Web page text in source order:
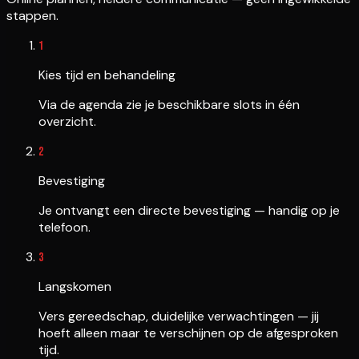
stappen.
1
Kies tijd en behandeling
Via de agenda zie je beschikbare slots in één
overzicht.
2
Bevestiging
Je ontvangt een directe bevestiging — handig op je
telefoon.
3
Langskomen
Vers gereedschap, duidelijke verwachtingen — jij
hoeft alleen maar te verschijnen op de afgesproken
tijd.